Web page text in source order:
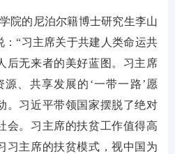
的尼泊尔籍博士研究生李山
：“习主席关于共建人类命运共
后无来者的美好蓝图。习主席
、共享发展的‘一带一路’愿
。习近平带领国家摆脱了绝对
会。习主席的扶贫工作值得高
习主席的扶贫模式，视中国为